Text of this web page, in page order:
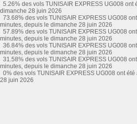
5.26% des vols TUNISAIR EXPRESS UG008 ont
dimanche 28 juin 2026
73.68% des vols TUNISAIR EXPRESS UG008
minutes, depuis le dimanche 28 juin 2026
57.89% des vols TUNISAIR EXPRESS UG008
minutes, depuis le dimanche 28 juin 2026
36.84% des vols TUNISAIR EXPRESS UG008
minutes, depuis le dimanche 28 juin 2026
31.58% des vols TUNISAIR EXPRESS UG008
minutes, depuis le dimanche 28 juin 2026
0% des vols TUNISAIR EXPRESS UG008 ont
28 juin 2026